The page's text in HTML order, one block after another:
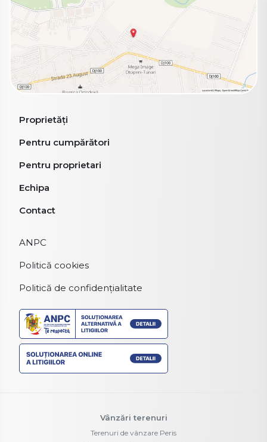
Proprietăți
Pentru cumpărători
Pentru proprietari
Echipa
Contact
ANPC
Politică cookies
Politică de confidențialitate
Vânzări terenuri
Terenuri de vânzare Peris